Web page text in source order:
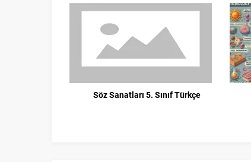
Söz Sanatları 5. Sınıf Türkçe